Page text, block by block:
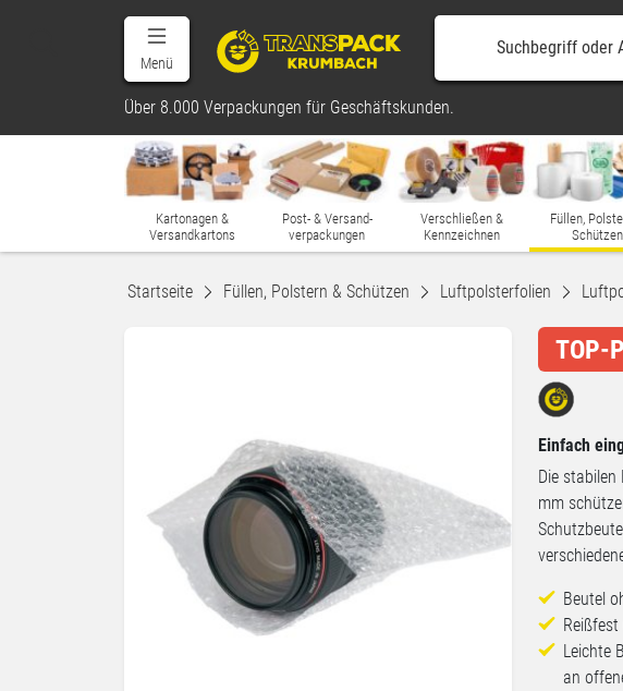
Menü
Über 8.000 Verpackungen für Geschäftskunden.
Kartonagen &
Versandkartons
Post- & Versand-
verpackungen
Verschließen &
Kennzeichnen
Füllen,
Schützen
Startseite Füllen, Polstern & Schützen Luftpolsterfolien
TOP-
Einfach
Die
mm
Beutel
Leichte
an